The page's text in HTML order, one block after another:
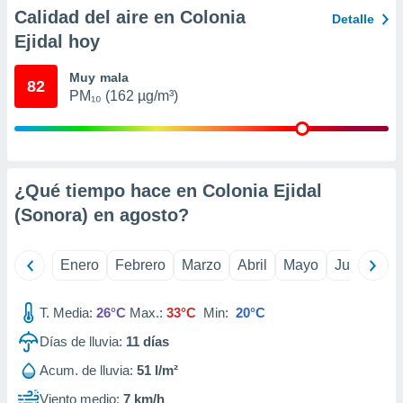
u
datos
momento
en
un
o acceder
datos
perfiles
Calidad del aire en Colonia
Ejidal hoy
Detalle
82 Muy mala
PM₁₀ (162 µg/m³)
¿Qué tiempo hace en Colonia Ejidal
(Sonora) en agosto?
Enero Febrero Marzo Abril Mayo Junio
T. Media: 26°C Max.: 33°C Min: 20°C
Días de lluvia: 11 días
Acum. de lluvia: 51 l/m²
Viento medio: 7 km/h